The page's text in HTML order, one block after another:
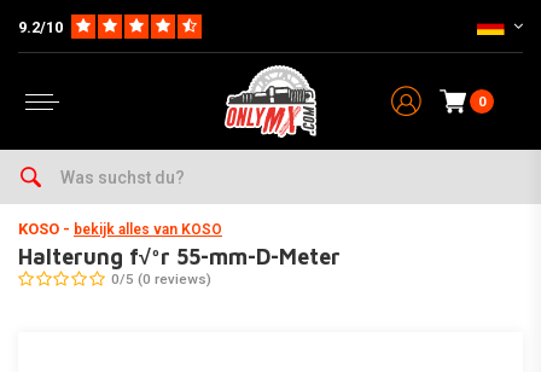
9.2/10
0
Home
KOSO - bekijk alles van KOSO
Halterung f√ºr 55-mm-D-Meter
0/5 (0 reviews)